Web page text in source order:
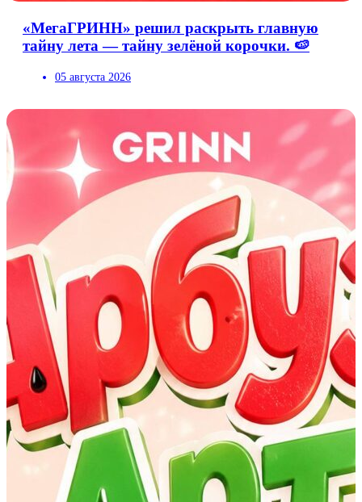
«МегаГРИНН» решил раскрыть главную
тайну лета — тайну зелёной корочки. 🍉
05 августа 2026